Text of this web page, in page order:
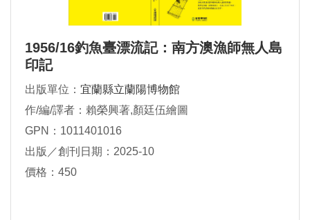
1956/16釣魚臺漂流記：南方澳漁師無人島
印記
出版單位： 宜蘭縣立蘭陽博物館
作/編/譯者：賴榮興著,顏廷伍繪圖
GPN：1011401016
出版／創刊日期：2025-10
價格：450